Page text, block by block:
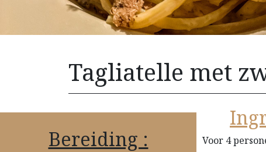
Tagliatelle met
Bereiding :
Voor 4